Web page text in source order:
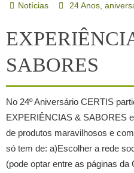
Notícias 24 Anos ,
SABORES
No 24º Aniversário CERTIS
EXPERIÊNCIAS & SABORES
de produtos maravilhosos e
só tem de: a)Escolher a rede
(pode optar entre as páginas